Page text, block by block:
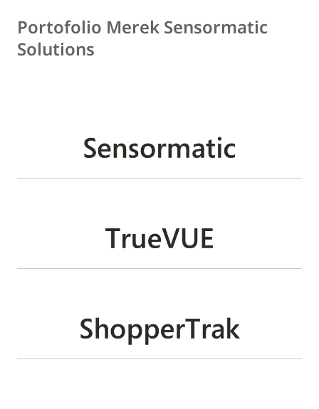
Portofolio Merek Sensormatic
Solutions